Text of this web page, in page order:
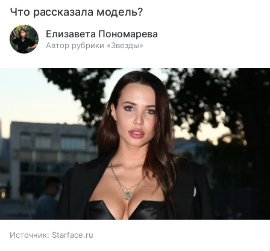
Что рассказала модель?
Елизавета Пономарева
Автор рубрики «Звезды»
Источник: Starface.ru